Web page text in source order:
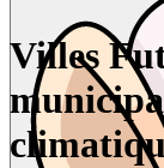
Villes